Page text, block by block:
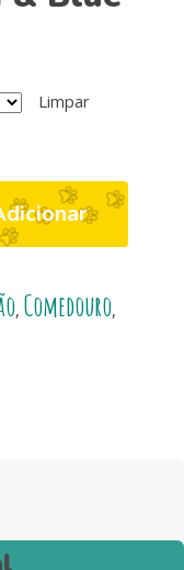
Limpar
, Comedouro,